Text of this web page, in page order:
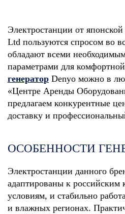
Электростанции от
Ltd пользуются спросом во
обладают всеми
параметрами для
генератор Denyo можно в
«Центре Аренды
предлагаем конкурентные
доставку и
ОСОБЕННОСТИ
Электростанции данного
адаптированы к российским
условиям, и стабильно
и влажных регионах.